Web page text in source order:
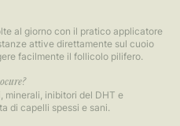
al giorno con il pratico applicatore
attive direttamente sul cuoio
facilmente il follicolo pilifero.
minerali, inibitori del DHT e
di capelli spessi e sani.